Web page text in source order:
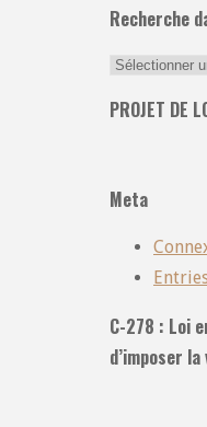
Recherche
Recherche
toutes
PROJET DE
Meta
C-278 : Loi
d’imposer